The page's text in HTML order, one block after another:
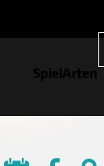
SpielArten